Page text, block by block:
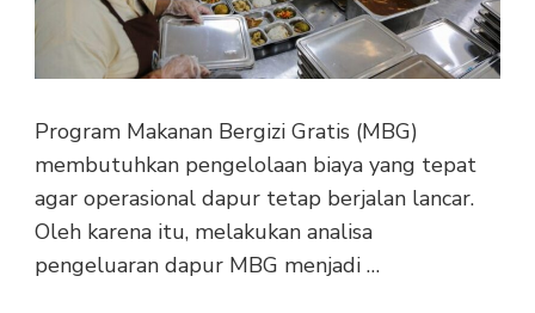
Program Makanan Bergizi Gratis (MBG)
membutuhkan pengelolaan biaya yang tepat
agar operasional dapur tetap berjalan lancar.
Oleh karena itu, melakukan analisa
pengeluaran dapur MBG menjadi …